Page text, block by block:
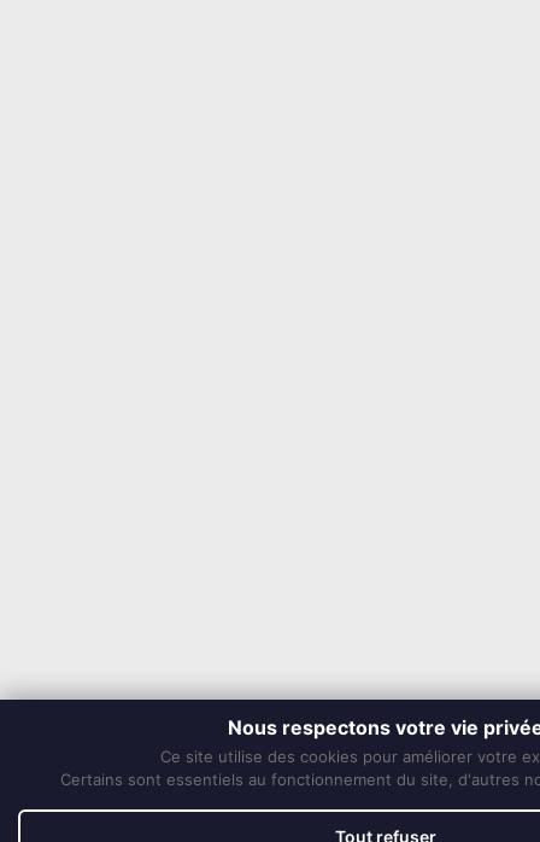
Nous respectons votre vie
Ce site utilise des cookies pour améliorer votre
Certains sont essentiels au fonctionnement du site, d'autres
Tout refuser